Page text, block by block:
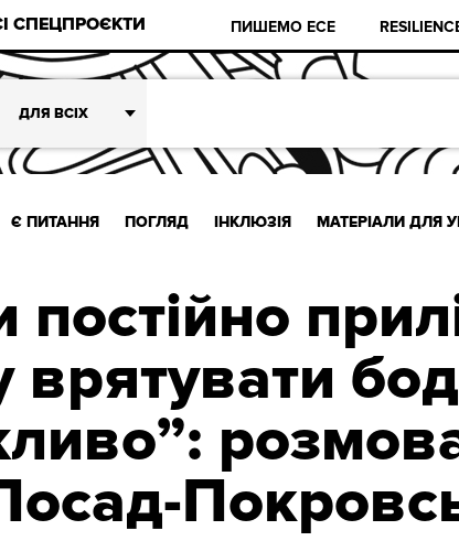
СПЕЦПРОЄКТИ ПИШЕМО ЕСЕ
ДЛЯ ВСІХ
Є ПИТАННЯ ПОГЛЯД ІНКЛЮЗІЯ МАТЕРІАЛИ ДЛЯ
постійно
врятувати